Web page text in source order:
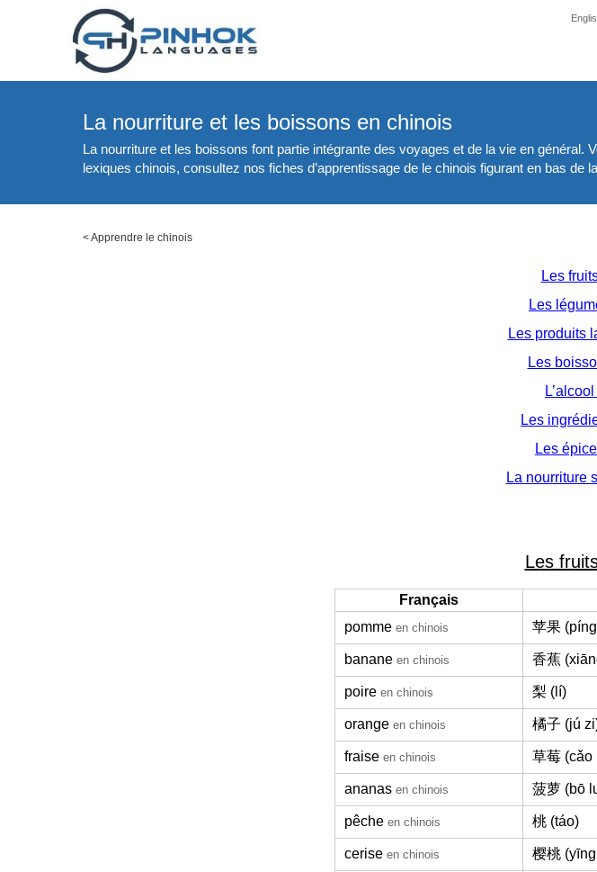
La nourriture et les boissons en chinois
La nourriture et les boissons font partie intégrante des voyages et de la vie en
lexiques chinois, consultez nos fiches d’apprentissage de le chinois figurant en bas de
<Apprendre le chinois
Les
Les
Les produits
Les
Les
Les
La nourriture
Les
Français
pomme en chinois 苹果
banane en chinois 香蕉
poire en chinois 梨 (lí)
orange en chinois 橘子 (jú
fraise en chinois 草莓 (cǎo
ananas en chinois 菠萝 (bō
pêche en chinois 桃 (táo)
cerise en chinois 樱桃